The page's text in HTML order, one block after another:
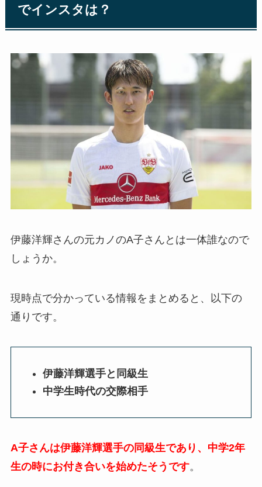
でインスタは？
伊藤洋輝さんの元カノのA子さんとは一体誰なので
しょうか。
現時点で分かっている情報をまとめると、以下の
通りです。
伊藤洋輝選手と同級生
中学生時代の交際相手
A子さんは伊藤洋輝選手の同級生であり、中学2年
生の時にお付き合いを始めたそうです。